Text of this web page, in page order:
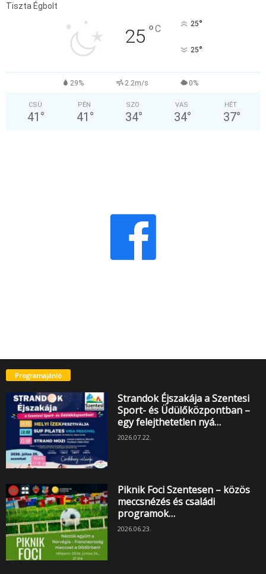
Tiszta Égbolt
25 °C 25°
25°
29% 2.2m/s 0%
CSÜ
41 °
PÉN
41 °
SZO
34°
VAS
34°
HÉT
37°
Programajánló
Strandok Éjszakája a Szentesi
Sport- és Üdülőközpontban –
egy felejthetetlen nyá…
2026.07.22.
Piknik Foci Szentesen – közös
meccsnézés és családi
programok…
2026.06.23.